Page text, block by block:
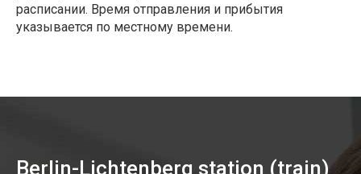
расписании. Время отправления и прибытия
указывается по местному времени.
Berlin-Lichtenberg station (train)